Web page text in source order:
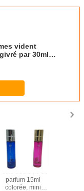
vident
par 30ml
bouteille de
parfum 15ml
colorée, mini